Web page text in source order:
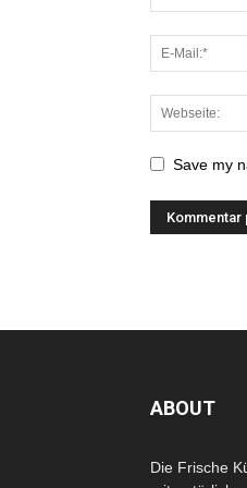
Save my
ABOUT
Die Frische